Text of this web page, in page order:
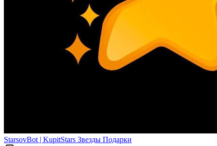
StarsovBot | KupitStars Звезды Подарки